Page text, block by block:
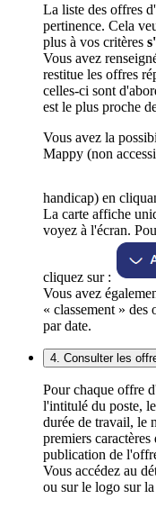
La liste des offres
pertinence. Cela
plus à vos critères
Vous avez
restitue les offres
celles-ci sont
est le plus proche
Vous avez la
Mappy (non
handicap) en
La carte affiche
voyez à l'écran.
cliquez sur :
Vous avez
« classement »
par date.
4. Consulter les
Pour chaque offre
l'intitulé du poste,
durée de travail, le
premiers
publication de
Vous accédez au
ou sur le logo sur